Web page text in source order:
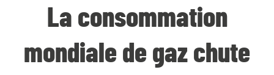
La consommation
mondiale de gaz chute